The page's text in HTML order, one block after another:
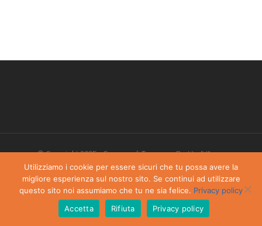
© Copyright 2025 - Comune di Torgnon - Partita IVA:
00405970070
Privacy Policy-Dichiarazione di accessibilità
Utilizziamo i cookie per essere sicuri che tu possa avere la
migliore esperienza sul nostro sito. Se continui ad utilizzare
questo sito noi assumiamo che tu ne sia felice. Privacy policy
Accetta
Rifiuta Privacy policy